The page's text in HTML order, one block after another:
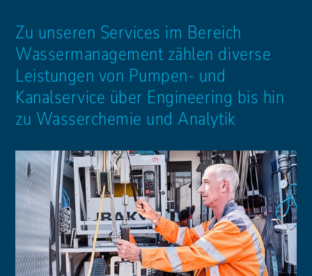
Zu unseren Services im Bereich
Wassermanagement zählen diverse
Leistungen von Pumpen- und
Kanalservice über Engineering bis hin
zu Wasserchemie und Analytik